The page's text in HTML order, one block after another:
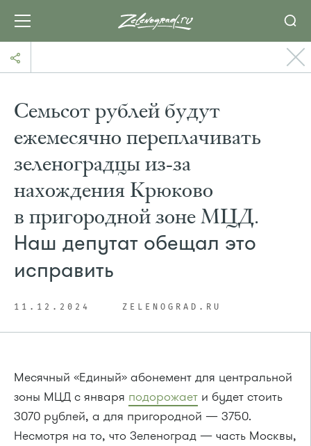
Семьсот рублей будут
ежемесячно переплачивать
зеленоградцы из-за
нахождения Крюково
в пригородной зоне МЦД.
Наш депутат обещал это
исправить
11.12.2024 ZELENOGRAD.RU
Месячный «Единый» абонемент для центральной
зоны МЦД с января подорожает и будет стоить
3070 рублей, а для пригородной — 3750.
Несмотря на то, что Зеленоград — часть Москвы,